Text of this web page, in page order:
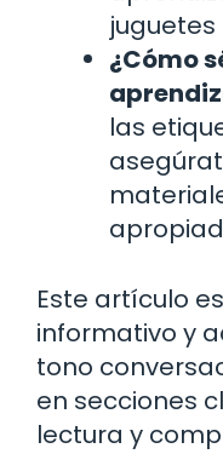
¿Cómo
las
Este artículo
informativo y
tono
en secciones
lectura y